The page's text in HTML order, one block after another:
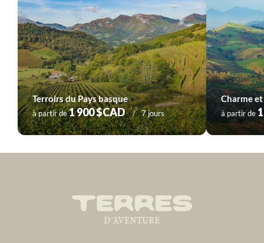
Voyage
Sud-Ouest Voyage
Vallée de la Loire
Terroirs du Pays basque
à partir de1 900 $CAD 7 jours
Charme
à partir de